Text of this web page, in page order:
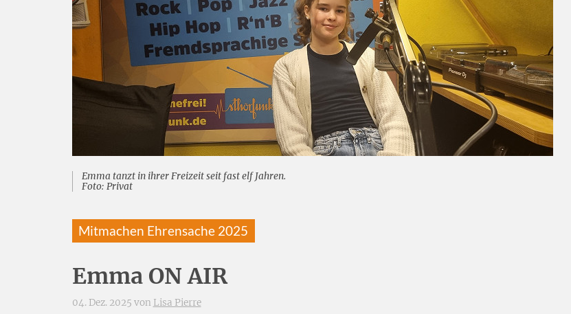
Emma tanzt in ihrer Freizeit seit fast elf Jahren.
Foto: Privat
Mitmachen Ehrensache 2025
Emma ON AIR
04. Dez. 2025 von Lisa Pierre